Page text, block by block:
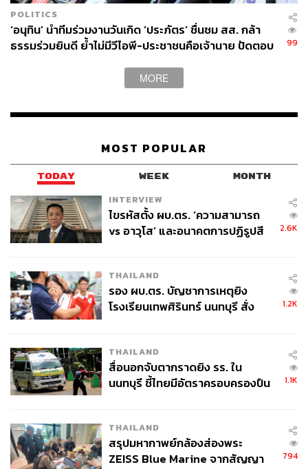
POLITICS
‘อนุทิน’ นำทีมร่วมงานวันเกิด ‘ประภัตร’ ชื่นชม สส. กล้า
ธรรมร่วมยินดี ย้ำไม่มีวีไอพี-ประชาชนคือเจ้านาย ปัดตอบ
99
MORE
MOST POPULAR
TODAY WEEK MONTH
INTERVIEW
ไขรหัสตั้ง ผบ.ตร. ‘ความสามารถ
vs อาวุโส’ และอนาคตการปฏิรูปสี
2.6K
THAILAND
รอง ผบ.ตร. บัญชาการเหตุยิง
โรงเรียนเทพศิรินทร์ นนทบุรี สั่ง
1.2K
THAILAND
สื่อนอกจับตากราดยิง รร. ใน
นนทบุรี ชี้ไทยมีอัตราครอบครองปืน
1.1K
THAILAND
สรุปมหากาพย์กล้องส่องพระ
ZEISS Blue Marine จากสัญญา
794